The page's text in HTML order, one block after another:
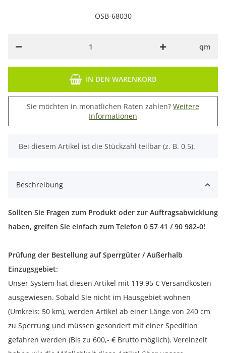
OSB-68030
qm
IN DEN WARENKORB
Sie möchten in monatlichen Raten zahlen? Weitere
Informationen
x
Bei diesem Artikel ist die Stückzahl teilbar (z. B. 0,5).
Beschreibung
Sollten Sie Fragen zum Produkt oder zur Auftragsabwicklung
haben, greifen Sie einfach zum Telefon 0 57 41 / 90 982-0!
Prüfung der Bestellung auf Sperrgüter / Außerhalb
Einzugsgebiet:
Unser System hat diesen Artikel mit 119,95 € Versandkosten
ausgewiesen. Sobald Sie nicht im Hausgebiet wohnen
(Umkreis: 50 km), werden Artikel ab einer Länge von 240 cm
zu Sperrung und müssen gesondert mit einer Spedition
gefahren werden (Bis zu 600,- € Brutto möglich). Vereinzelt